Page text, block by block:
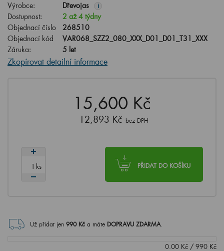
Výrobce: Dřevojas i
Dostupnost:
2 až 4 týdny
Objednací číslo
268510
Objednací kód
VAR068_SZZ2_080_XXX_D01_D01_T31_XXX
Záruka:
5 let
Zkopírovat detailní informace
15,600 Kč
12,893 Kč bez DPH
PŘIDAT DO KOŠÍKU
ks
Už přidat jen 990Kč a máte DOPRAVU ZDARMA.
0.00 Kč / 990 Kč